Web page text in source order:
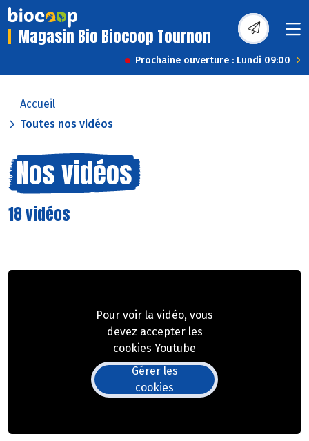
Magasin Bio Biocoop Tournon
Prochaine ouverture : Lundi 09:00
Accueil
Toutes nos vidéos
Nos vidéos
18 vidéos
Pour voir la vidéo, vous
devez accepter les
cookies Youtube
Gérer les
cookies